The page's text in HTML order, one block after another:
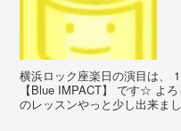
横浜ロック座楽日の演目は、
【Blue IMPACT】 です☆ よ
のレッスンやっと少し出来ま